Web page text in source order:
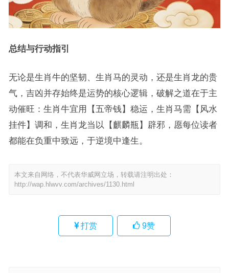
总结与行动指引
无论是生肖牛的坚韧、生肖马的灵动，还是生肖龙的贵
气，吉凶并存始终是运势的核心逻辑，破解之道在于主
动催旺：生肖牛宜用【五帝钱】稳运，生肖马需【风水
挂件】调和，生肖龙当以【麒麟瓶】辟邪，愿每位读者
都能在负重中致远，于逆境中逢生。
本文来自网络，不代表华威网立场，转载请注明出处：
http://wap.hlwvv.com/archives/1130.html
打赏 9赞